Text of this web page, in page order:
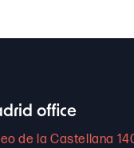
office
de la Castellana